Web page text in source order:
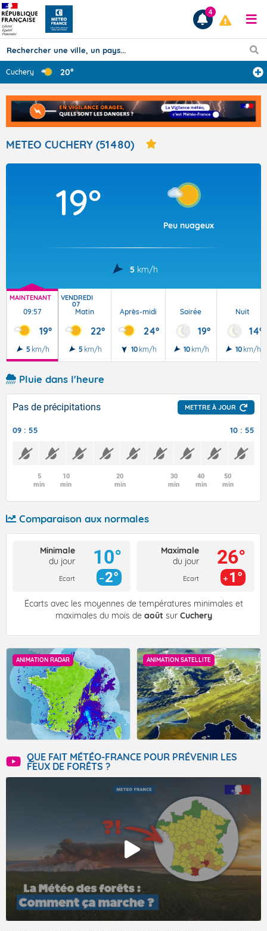
Prévisions
TOUS LES RÉSULTATS
Articles
4
Cuchery 20°
METEO CUCHERY (51480)
19°
Peu nuageux
5 km/h
MAINTENANT
09:57
19°
5 km/h
VENDREDI
07
Matin
22°
5 km/h
Après-midi
24°
10 km/h
Soirée
19°
10 km/h
Nuit
14°
10 km/h
Pluie dans l'heure
Pas de précipitations METTRE À JOUR
09 : 55 10 : 55
5
min
10
min
20
min
30
min
40
min
50
min
Comparaison aux normales
Minimale
du jour
Ecart
10°
2°
Maximale
du jour
Ecart
26°
1°
Écarts avec les moyennes de températures minimales et
maximales du mois de août sur Cuchery
ANIMATION RADAR ANIMATION SATELLITE
QUE FAIT MÉTÉO-FRANCE POUR PRÉVENIR LES
FEUX DE FORÊTS ?